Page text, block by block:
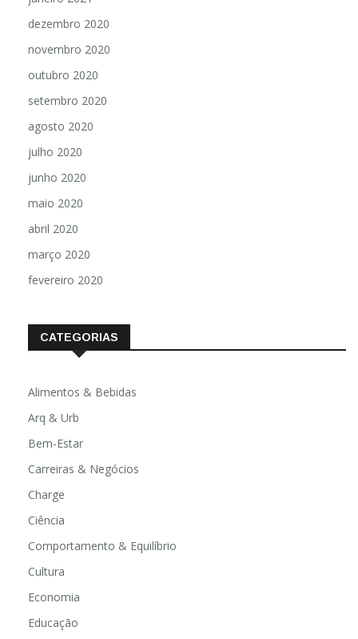
dezembro 2020
novembro 2020
outubro 2020
setembro 2020
agosto 2020
julho 2020
junho 2020
maio 2020
abril 2020
março 2020
fevereiro 2020
CATEGORIAS
Alimentos & Bebidas
Arq & Urb
Bem-Estar
Carreiras & Negócios
Charge
Ciência
Comportamento & Equilíbrio
Cultura
Economia
Educação